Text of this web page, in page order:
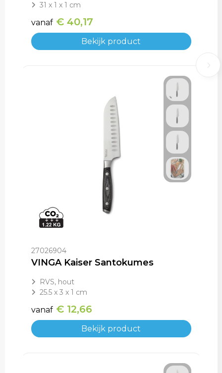
31 x 1 x 1 cm
vanaf € 40,17
Bekijk product
27026904
VINGA Kaiser Santokumes
RVS, hout
25.5 x 3 x 1 cm
vanaf € 12,66
Bekijk product